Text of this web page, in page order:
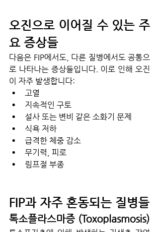
오진으로 이어질 수 있는 주
요 증상들
다음은 FIP에서도, 다른 질병에서도 공통으
로 나타나는 증상들입니다. 이로 인해 오진
이 자주 발생합니다:
고열
지속적인 구토
설사 또는 변비 같은 소화기 문제
식욕 저하
급격한 체중 감소
무기력, 피로
림프절 부종
FIP과 자주 혼동되는 질병들
톡소플라스마증 (Toxoplasmosis)